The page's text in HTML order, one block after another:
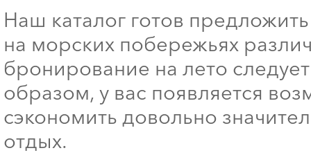
Наш каталог готов
на морских побережьях
бронирование на лето
образом, у вас появляется
сэкономить довольно
отдых.